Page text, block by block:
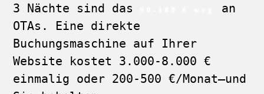
3 Nächte sind das
an
OTAs. Eine direkte
Buchungsmaschine auf Ihrer
Website kostet 3.000-8.000 €
einmalig oder 200-500 €/Monat—und